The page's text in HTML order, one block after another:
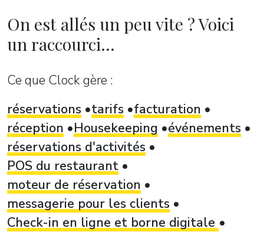
On est allés un peu vite ? Voici
un raccourci...
Ce que Clock gère :
réservations tarifs facturation
réception
Housekeeping
événements
réservations d'activités
POS du restaurant
moteur de réservation
messagerie pour les clients
Check-in en ligne et borne digitale